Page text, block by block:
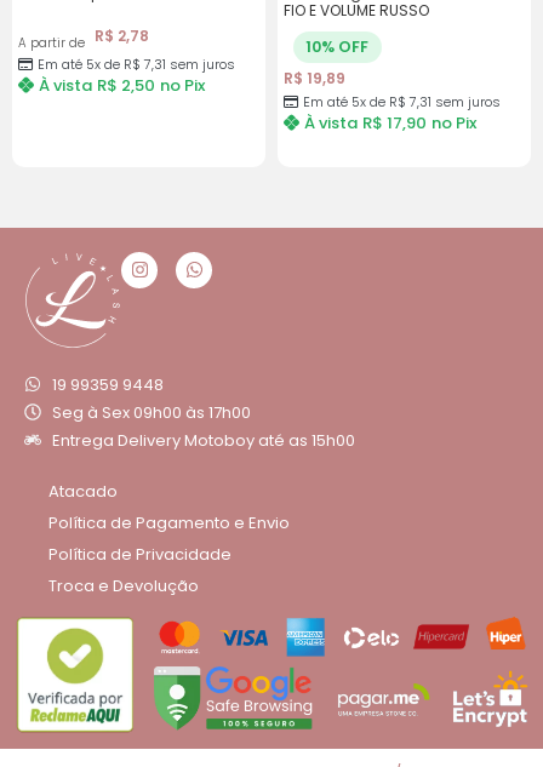
A partir de R$ 2,78
Em até 5x de R$ 7,31 sem juros
À vista R$ 2,50 no Pix
FIO E VOLUME RUSSO
10% OFF
R$ 19,89
Em até 5x de R$ 7,31 sem juros
À vista R$ 17,90 no Pix
19 99359 9448
Seg à Sex 09h00 às 17h00
Entrega Delivery Motoboy até as 15h00
Atacado
Política de Pagamento e Envio
Política de Privacidade
Troca e Devolução